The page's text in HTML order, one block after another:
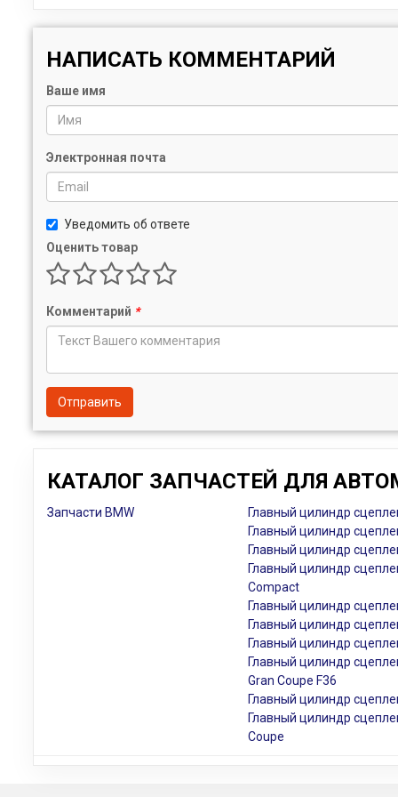
НАПИСАТЬ КОММЕНТАРИЙ
Ваше имя
Электронная почта
Уведомить об ответе
Оценить товар
Комментарий *
Отправить
КАТАЛОГ ЗАПЧАСТЕЙ ДЛЯ
Запчасти BMW Главный цилиндр
Главный цилиндр
Главный цилиндр
Главный цилиндр
Compact
Главный цилиндр
Главный цилиндр
Главный цилиндр
Главный цилиндр
Gran Coupe F36
Главный цилиндр
Главный цилиндр
Coupe